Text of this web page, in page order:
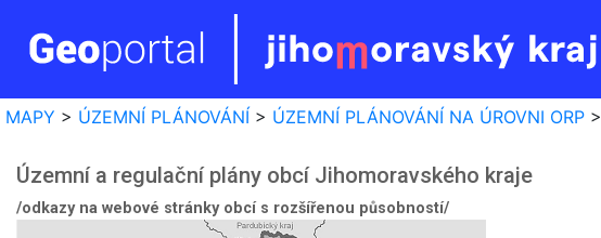
MAPY > ÚZEMNÍ PLÁNOVÁNÍ> ÚZEMNÍ PLÁNOVÁNÍ NA ÚROVNI ORP>
Územní a regulační plány obcí Jihomoravského kraje
/odkazy na webové stránky obcí s rozšířenou působností/